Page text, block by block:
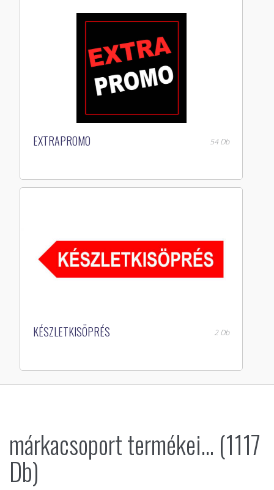
EXTRAPROMO 54 Db
KÉSZLETKISÖPRÉS 2 Db
márkacsoport termékei... (1117
Db)